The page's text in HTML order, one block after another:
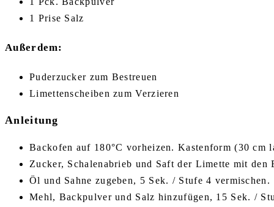
1 Prise Salz
Außerdem:
Puderzucker zum Bestreuen
Limettenscheiben zum Verzieren
Anleitung
Backofen auf 180°C vorheizen. Kastenform (30
Zucker, Schalenabrieb und Saft der Limette mit
Öl und Sahne zugeben, 5 Sek. / Stufe 4 vermischen.
Mehl, Backpulver und Salz hinzufügen, 15 Sek. /